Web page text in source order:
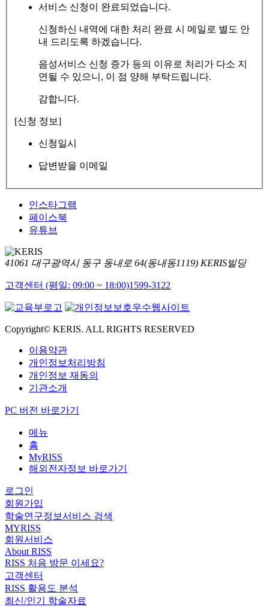
서비스 신청이 완료되었습니다.
신청하신 내역에 대한 처리 완료 시 메일로 별도 안
내 드리도록 하겠습니다.
음성서비스 신청 증가 등의 이유로 처리가 다소 지
연될 수 있으니, 이 점 양해 부탁드립니다.
감합니다.
[신청 정보]
신청일시
답변받을 이메일
인스타그램
페이스북
유튜브
41061 대구광역시 동구 동내로 64(동내동1119) KERIS빌딩
고객센터 (평일: 09:00 ~ 18:00)1599-3122
Copyright© KERIS. ALL RIGHTS RESERVED
이용약관
개인정보처리방침
개인정보 재동의
기관소개
PC 버전 바로가기
메뉴
홈
MyRISS
해외전자정보 바로가기
로그인
회원가입
학술연구정보서비스 검색
MYRISS
회원서비스
About RISS
RISS 처음 방문 이세요?
고객센터
RISS 활용도 분석
최신/인기 학술자료